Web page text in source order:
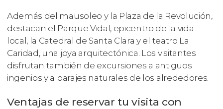
Además del mausoleo y la Plaza de la Revolución,
destacan el Parque Vidal, epicentro de la vida
local, la Catedral de Santa Clara y el teatro La
Caridad, una joya arquitectónica. Los visitantes
disfrutan también de excursiones a antiguos
ingenios y a parajes naturales de los alrededores.
Ventajas de reservar tu visita con